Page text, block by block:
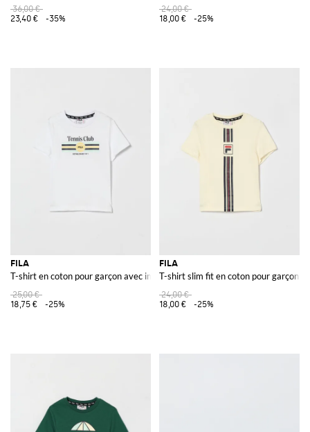
36,00 €
23,40 €
-35%
24,00 €
18,00 €
-25%
FILA
T-shirt en coton pour garçon avec imprimé slogan et logo contrastant
25,00 €
18,75 €
-25%
FILA
T-shirt slim fit en coton pour garçon
24,00 €
18,00 €
-25%